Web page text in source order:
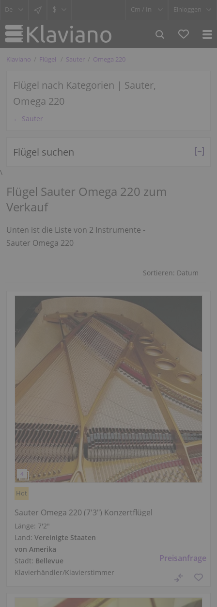
$ Cm / In Einloggen
Klaviano Flügel Sauter Omega 220
Flügel nach Kategorien | Sauter,
Omega 220
← Sauter
Flügel suchen
\
Flügel Sauter Omega 220 zum
Verkauf
Unten ist die Liste von 2 Instrumente -
Sauter Omega 220
Sortieren: Datum
Preisanfrage
Hot
Sauter Omega 220 (7'3") Konzertflügel
Länge: 7′2″
Land: Vereinigte Staaten
von Amerika
Stadt: Bellevue
Klavierhändler/Klavierstimmer